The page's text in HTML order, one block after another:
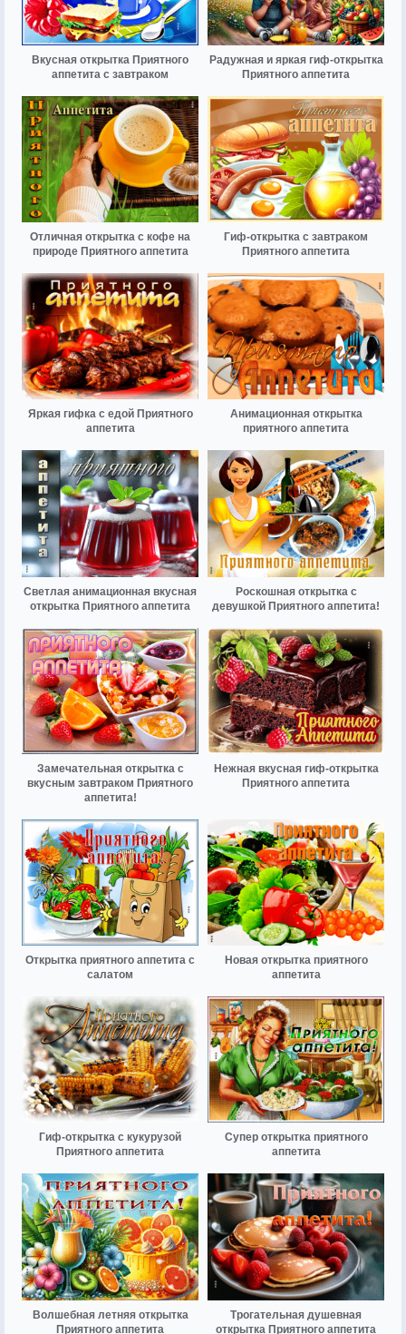
Вкусная открытка Приятного
аппетита с завтраком
Радужная и яркая гиф-открытка
Приятного аппетита
Отличная открытка с кофе на
природе Приятного аппетита
Гиф-открытка с завтраком
Приятного аппетита
Яркая гифка с едой Приятного
аппетита
Анимационная открытка
приятного аппетита
Светлая анимационная вкусная
открытка Приятного аппетита
Роскошная открытка с
девушкой Приятного аппетита!
Замечательная открытка с
вкусным завтраком Приятного
аппетита!
Нежная вкусная гиф-открытка
Приятного аппетита
Открытка приятного аппетита с
салатом
Новая открытка приятного
аппетита
Гиф-открытка с кукурузой
Приятного аппетита
Супер открытка приятного
аппетита
Волшебная летняя открытка
Приятного аппетита
Трогательная душевная
открытка Приятного аппетита